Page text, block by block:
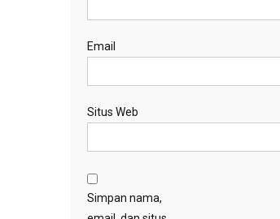
Email
Situs Web
Simpan nama,